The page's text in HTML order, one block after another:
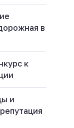
в
к
и